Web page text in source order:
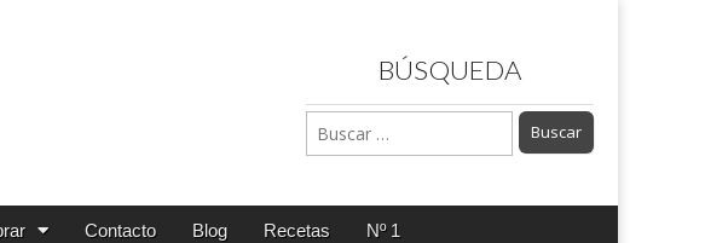
BÚSQUEDA
Buscar:
Contacto Blog Recetas Nº 1